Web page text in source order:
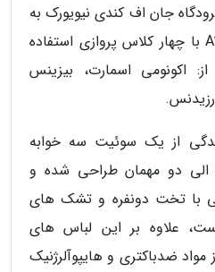
جان اف کندی نیویورک به
ابوظبی، از ایرباس A380-800 با چهار کلاس پروازی استفاده
اکونومی اسمارت، بیزینس
از یک سوئیت سه خوابه
دو مهمان طراحی شده و
با تخت دونفره و تشک های
علاوه بر این لباس های
ضدباکتری و هایپوآلرژنیک